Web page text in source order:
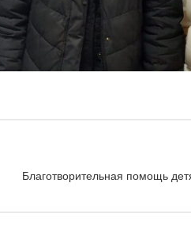
Благотворительная помощь